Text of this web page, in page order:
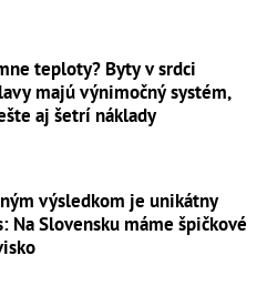
teploty? Byty v srdci
majú výnimočný systém,
aj šetrí náklady
výsledkom je unikátny
Na Slovensku máme špičkové